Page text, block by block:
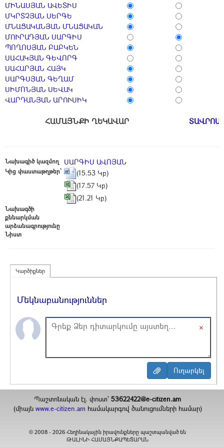
ՄԻՆԱՍՅԱՆ ԱՎԵՏԻՍ
ՄԿՐՏՉՅԱՆ ՍԵՐԳԵ
ՄՆԱՑԱԿԱՆՅԱՆ ՄՆԱՑԱԿԱՆ
ՄՈՒՐԱԴՅԱՆ ՍԱՐԳԻՍ
ՊՈՂՈՍՅԱՆ ԲԱԲԿԵՆ
ՍԱՀԱԿՅԱՆ ԳԵՎՈՐԳ
ՍԱՀԱՐՅԱՆ ՀԱՅԿ
ՍԱՐԳՍՅԱՆ ԳԵՂԱՄ
ՍԻՄՈՆՅԱՆ ՍԵՎԱԿ
ՎԱՐԴԱՆՅԱՆ ԱՐՈՒՍԻԿ
ՀԱՄԱՅՆՔԻ ՂԵԿԱՎԱՐ ՏԱՎՐՈՍ
Նախագիծ կազմող ՍԱՐԳԻՍ ԱՎՈՅԱՆ
Կից փաստաթղթեր՝
(15.53 Կբ)
(17.57 Կբ)
(21.21 Կբ)
Նախագծի
քննարկման
արձանագրությունը
Նիստ
Կարծիքներ
Մեկնաբանություններ
×
Պաշտոնական էլ. փոստ`53622422@e-citizen.am
(միայն www.e-citizen.am համակարգով ծանուցումների համար)
© 2008 -2026 Հեղինակային իրավունքները պաշտպանված են
ԹԱԼԻՆԻ ՀԱՄԱՅՆՔԱՊԵՏԱՐԱՆ